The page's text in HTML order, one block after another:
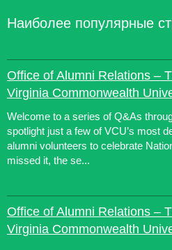
Наиболее популярные
Office of Alumni Relations –
Virginia Commonwealth
Welcome to a series of Q&As
spotlight just a few of VCU’s most
alumni volunteers to celebrate
missed it, the se...
Office of Alumni Relations –
Virginia Commonwealth